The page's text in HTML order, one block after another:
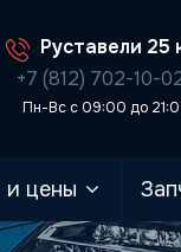
Руставели 25
+7 (812) 702-10-
Пн-Вс с 09:00 до
и цены